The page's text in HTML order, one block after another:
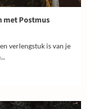
met Postmus
verlengstuk is van je